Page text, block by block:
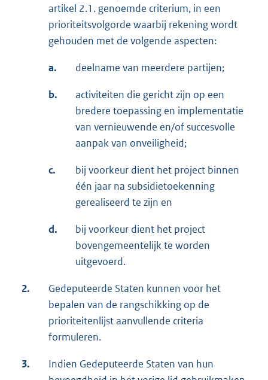
artikel 2.1. genoemde criterium, in een
prioriteitsvolgorde waarbij rekening wordt
gehouden met de volgende aspecten:
a. deelname van meerdere partijen;
b.
activiteiten die gericht zijn op een
bredere toepassing en implementatie
van vernieuwende en/of succesvolle
aanpak van onveiligheid;
c.
bij voorkeur dient het project binnen
één jaar na subsidietoekenning
gerealiseerd te zijn en
d.
bij voorkeur dient het project
bovengemeentelijk te worden
uitgevoerd.
2.
Gedeputeerde Staten kunnen voor het
bepalen van de rangschikking op de
prioriteitenlijst aanvullende criteria
formuleren.
3.
Indien Gedeputeerde Staten van hun